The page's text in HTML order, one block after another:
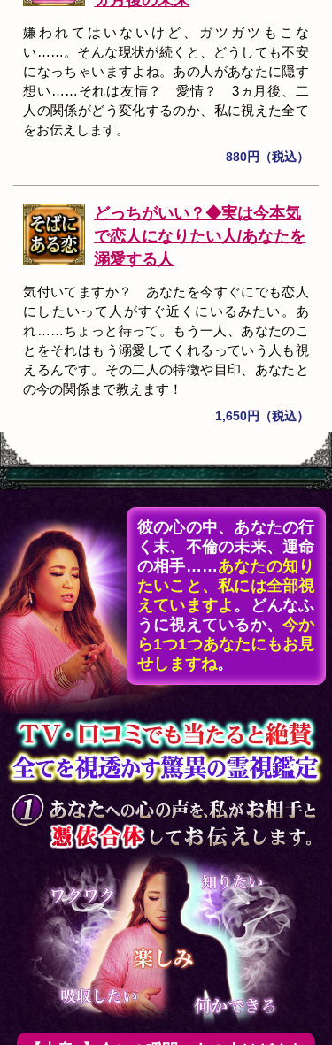
嫌われてはいないけど、ガツガツもこな
い……。そんな現状が続くと、どうしても不安
になっちゃいますよね。あの人があなたに隠す
想い……それは友情？ 愛情？ 3ヵ月後、二
人の関係がどう変化するのか、私に視えた全て
をお伝えします。
880円（税込）
どっちがいい？◆実は今本気
で恋人になりたい人/あなたを
溺愛する人
気付いてますか？ あなたを今すぐにでも恋人
にしたいって人がすぐ近くにいるみたい。あ
れ……ちょっと待って。もう一人、あなたのこ
とをそれはもう溺愛してくれるっていう人も視
えるんです。その二人の特徴や目印、あなたと
の今の関係まで教えます！
1,650円（税込）
彼の心の中、あなたの行
く末、不倫の未来、運命
の相手……あなたの知り
たいこと、私には全部視
えていますよ 。どんなふ
うに視えているか、 今か
ら1つ1つあなたにもお見
せしますね。